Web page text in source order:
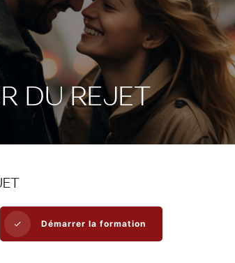
DU REJET
Démarrer la formation